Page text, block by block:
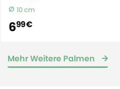
10 cm
699 €
Mehr Weitere Palmen